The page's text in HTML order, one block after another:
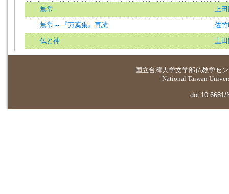
無常 上
無常 -- 『万葉集』再読 佐
仏と神 上
国立台湾大学文学部仏教学セ
National Taiwan
doi:10.6681/